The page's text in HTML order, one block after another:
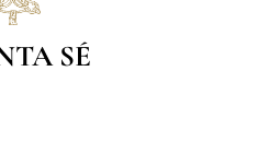
SÉ